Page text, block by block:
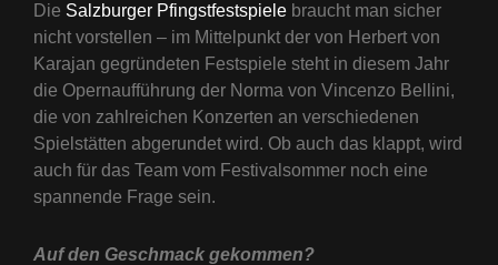
Die Salzburger Pfingstfestspiele braucht man sicher
nicht vorstellen – im Mittelpunkt der von Herbert von
Karajan gegründeten Festspiele steht in diesem Jahr
die Opernaufführung der Norma von Vincenzo Bellini,
die von zahlreichen Konzerten an verschiedenen
Spielstätten abgerundet wird. Ob auch das klappt, wird
auch für das Team vom Festivalsommer noch eine
spannende Frage sein.
Auf den Geschmack gekommen?